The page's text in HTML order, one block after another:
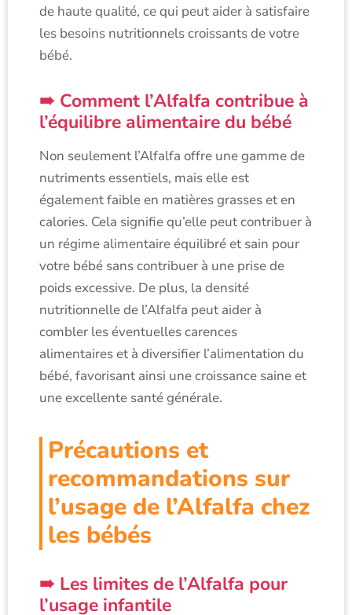
de haute qualité, ce qui peut aider à satisfaire
les besoins nutritionnels croissants de votre
bébé.
Comment l’Alfalfa contribue à
l’équilibre alimentaire du bébé
Non seulement l’Alfalfa offre une gamme de
nutriments essentiels, mais elle est
également faible en matières grasses et en
calories. Cela signifie qu’elle peut contribuer à
un régime alimentaire équilibré et sain pour
votre bébé sans contribuer à une prise de
poids excessive. De plus, la densité
nutritionnelle de l’Alfalfa peut aider à
combler les éventuelles carences
alimentaires et à diversifier l’alimentation du
bébé, favorisant ainsi une croissance saine et
une excellente santé générale.
Précautions et
recommandations sur
l’usage de l’Alfalfa chez
les bébés
Les limites de l’Alfalfa pour
l’usage infantile